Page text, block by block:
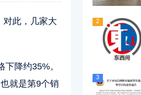
对此，几家大
降约35%。
就是第9个销
2
3